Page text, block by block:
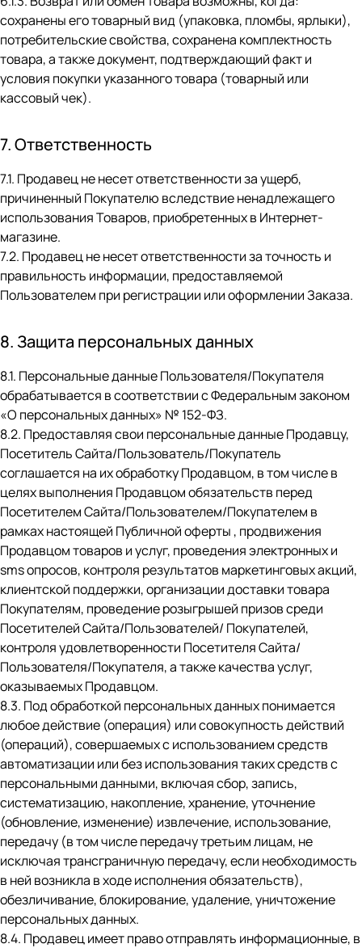
сохранены его товарный вид (упаковка, пломбы, ярлыки),
потребительские свойства, сохранена комплектность
товара, а также документ, подтверждающий факт и
условия покупки указанного товара (товарный или
кассовый чек).
7. Ответственность
7.1. Продавец не несет ответственности за ущерб,
причиненный Покупателю вследствие ненадлежащего
использования Товаров, приобретенных в Интернет-
магазине.
7.2. Продавец не несет ответственности за точность и
правильность информации, предоставляемой
Пользователем при регистрации или оформлении Заказа.
8. Защита персональных данных
8.1. Персональные данные Пользователя/Покупателя
обрабатывается в соответствии с Федеральным законом
«О персональных данных» № 152-ФЗ.
8.2. Предоставляя свои персональные данные Продавцу,
Посетитель Сайта/Пользователь/Покупатель
соглашается на их обработку Продавцом, в том числе в
целях выполнения Продавцом обязательств перед
Посетителем Сайта/Пользователем/Покупателем в
рамках настоящей Публичной оферты , продвижения
Продавцом товаров и услуг, проведения электронных и
sms опросов, контроля результатов маркетинговых акций,
клиентской поддержки, организации доставки товара
Покупателям, проведение розыгрышей призов среди
Посетителей Сайта/Пользователей/ Покупателей,
контроля удовлетворенности Посетителя Сайта/
Пользователя/Покупателя, а также качества услуг,
оказываемых Продавцом.
8.3. Под обработкой персональных данных понимается
любое действие (операция) или совокупность действий
(операций), совершаемых с использованием средств
автоматизации или без использования таких средств с
персональными данными, включая сбор, запись,
систематизацию, накопление, хранение, уточнение
(обновление, изменение) извлечение, использование,
передачу (в том числе передачу третьим лицам, не
исключая трансграничную передачу, если необходимость
в ней возникла в ходе исполнения обязательств),
обезличивание, блокирование, удаление, уничтожение
персональных данных.
8.4. Продавец имеет право отправлять информационные, в